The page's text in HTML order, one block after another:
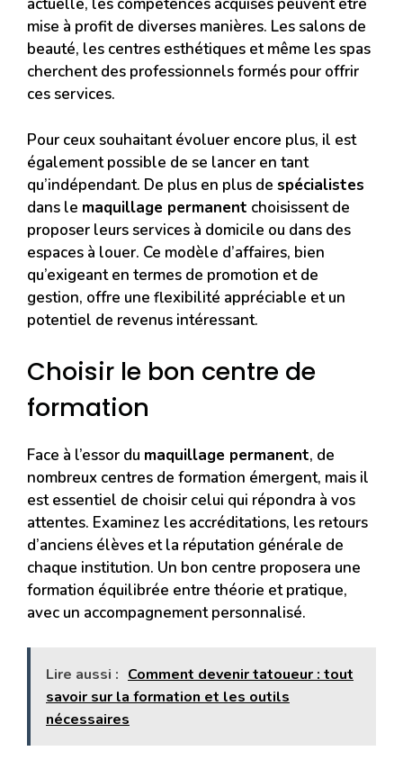
actuelle, les compétences acquises peuvent être
mise à profit de diverses manières. Les salons de
beauté, les centres esthétiques et même les spas
cherchent des professionnels formés pour offrir
ces services.
Pour ceux souhaitant évoluer encore plus, il est
également possible de se lancer en tant
qu’indépendant. De plus en plus de spécialistes
dans le maquillage permanent choisissent de
proposer leurs services à domicile ou dans des
espaces à louer. Ce modèle d’affaires, bien
qu’exigeant en termes de promotion et de
gestion, offre une flexibilité appréciable et un
potentiel de revenus intéressant.
Choisir le bon centre de
formation
Face à l’essor du maquillage permanent, de
nombreux centres de formation émergent, mais il
est essentiel de choisir celui qui répondra à vos
attentes. Examinez les accréditations, les retours
d’anciens élèves et la réputation générale de
chaque institution. Un bon centre proposera une
formation équilibrée entre théorie et pratique,
avec un accompagnement personnalisé.
Lire aussi : Comment devenir tatoueur : tout
savoir sur la formation et les outils
nécessaires